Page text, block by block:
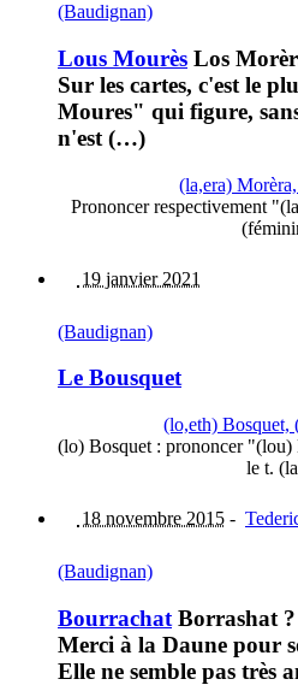
(Baudignan)
Lous Mourès Los
Sur les cartes, c'est le
Moures" qui figure,
n'est (…)
(la,era)
Prononcer respectivement
19 janvier 2021
(Baudignan)
Le Bousquet
(lo,eth) Bosquet,
(lo) Bosquet : prononcer "(lou)
le t.
18 novembre 2015 -
(Baudignan)
Bourrachat Borrashat ?
Merci à la Daune pour
Elle ne semble pas très